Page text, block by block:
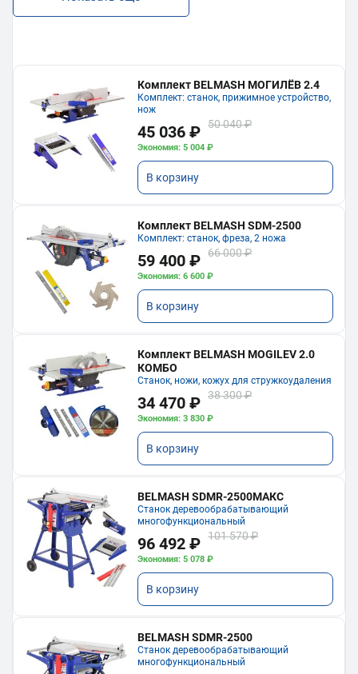
Комплект BELMASH МОГИЛЁВ 2.4
Комплект: станок, прижимное устройство,
нож
45 036 ₽ 50 040 ₽
Экономия: 5 004 ₽
В корзину
Комплект BELMASH SDM-2500
Комплект: станок, фреза, 2 ножа
59 400 ₽ 66 000 ₽
Экономия: 6 600 ₽
В корзину
Комплект BELMASH MOGILEV 2.0
КОМБО
Станок, ножи, кожух для стружкоудаления
34 470 ₽ 38 300 ₽
Экономия: 3 830 ₽
В корзину
BELMASH SDMR-2500МАКС
Станок деревообрабатывающий
многофункциональный
96 492 ₽ 101 570 ₽
Экономия: 5 078 ₽
В корзину
BELMASH SDMR-2500
Станок деревообрабатывающий
многофункциональный